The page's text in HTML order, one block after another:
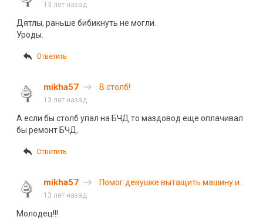
13 лет назад
Дятлы, раньше бибикнуть не могли.
Уроды.
Ответить
mikha57 В столб!
13 лет назад
А если бы столб упал на БЧД то маздовод еще оплачивал
бы ремонт БЧД.
Ответить
mikha57
Помог девушке вытащить машину из
13 лет назад
Молодец!!!